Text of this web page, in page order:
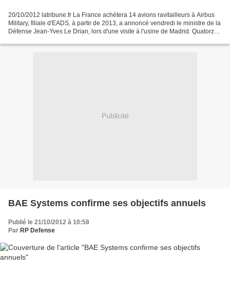
20/10/2012 latribune.fr La France achètera 14 avions ravitailleurs à Airbus
Military, filiale d'EADS, à partir de 2013, a annoncé vendredi le ministre de la
Défense Jean-Yves Le Drian, lors d'une visite à l'usine de Madrid. Quatorze
Publicité
BAE Systems confirme ses objectifs annuels
Publié le 21/10/2012 à 10:58
Par RP Defense